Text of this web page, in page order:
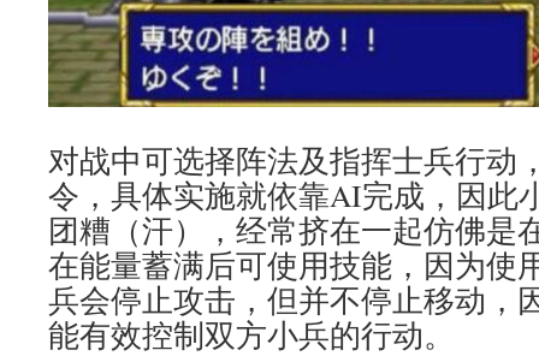
对战中可选择阵法及指挥士兵行动
令，具体实施就依靠AI完成，因此
团糟（汗），经常挤在一起仿佛
在能量蓄满后可使用技能，因为使
兵会停止攻击，但并不停止移动，
能有效控制双方小兵的行动。